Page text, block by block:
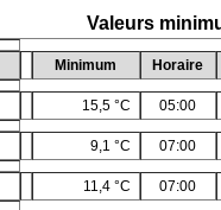
Valeurs
Minimum Horaire
15,5 °C 05:00
9,1 °C 07:00
11,4 °C 07:00